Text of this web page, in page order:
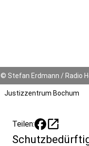
© Stefan Erdmann / Radio
Justizzentrum Bochum
Teilen: open_in_new